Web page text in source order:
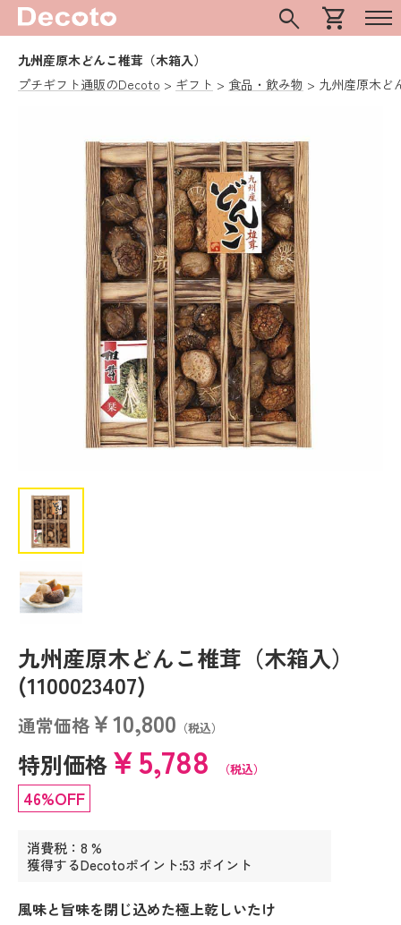
search shopping_cart
九州産原木どんこ椎茸（木箱入）
プチギフト通販のDecoto
ギフト 食品・飲み物 九州産原木ど
九州産原木どんこ椎茸（木箱入）
(1100023407)
通常価格￥10,800 （税込）
特別価格￥5,788 （税込）
46%OFF
消費税：8 %
獲得するDecotoポイント:53 ポイント
風味と旨味を閉じ込めた極上乾しいたけ